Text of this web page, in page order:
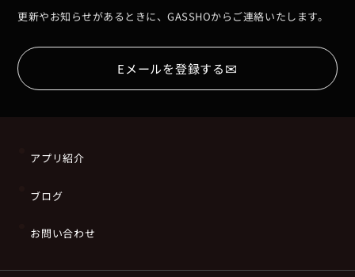
更新やお知らせがあるときに、GASSHOからご連絡いたします。
Eメールを登録する✉
アプリ紹介
ブログ
お問い合わせ